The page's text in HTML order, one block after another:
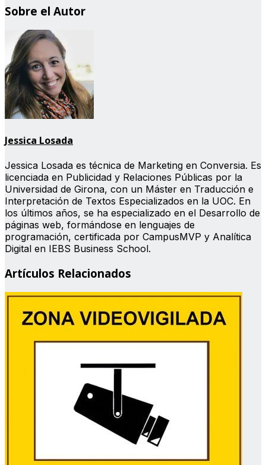
Sobre el Autor
Jessica Losada
Jessica Losada es técnica de Marketing en Conversia. Es
licenciada en Publicidad y Relaciones Públicas por la
Universidad de Girona, con un Máster en Traducción e
Interpretación de Textos Especializados en la UOC. En
los últimos años, se ha especializado en el Desarrollo de
páginas web, formándose en lenguajes de
programación, certificada por CampusMVP y Analítica
Digital en IEBS Business School.
Artículos Relacionados